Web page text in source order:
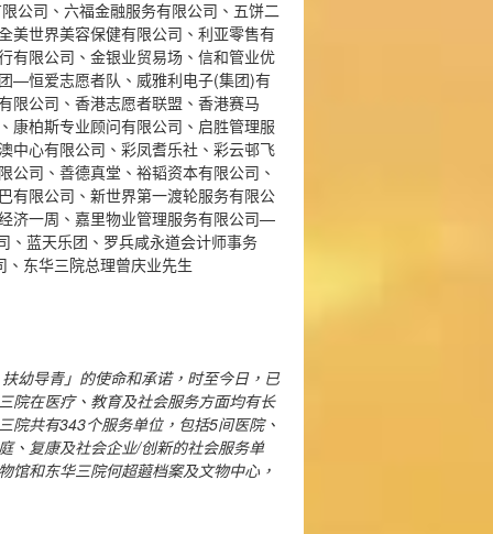
公司、六福金融服务有限公司、五饼二
美世界美容保健有限公司、利亚零售有
有限公司、金银业贸易场、信和管业优
—恒爱志愿者队、威雅利电子(集团)有
限公司、香港志愿者联盟、香港赛马
康柏斯专业顾问有限公司、启胜管理服
中心有限公司、彩凤耆乐社、彩云邨飞
司、善德真堂、裕韬资本有限公司、
有限公司、新世界第一渡轮服务有限公
济一周、嘉里物业管理服务有限公司—
、蓝天乐团、罗兵咸永道会计师事务
东华三院总理曾庆业先生
幼导青」的使命和承诺，时至今日，已
院在医疗、教育及社会服务方面均有长
院共有343个服务单位，包括5间医院、
、复康及社会企业/创新的社会服务单
馆和东华三院何超蕸档案及文物中心，